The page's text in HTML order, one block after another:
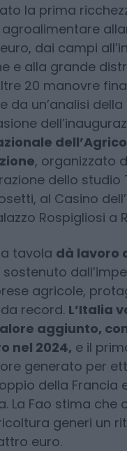
la prima
dai campi
e alla grande
20 manovre
da un’analisi
, organizzato
dello studio
al Casino
Rospigliosi a
tavola dà lavoro
sostenuto
agricole,
record. L’Italia
aggiunto,
nel 2024, e il
generato per
della Francia
La Fao stima che
generi un
euro.